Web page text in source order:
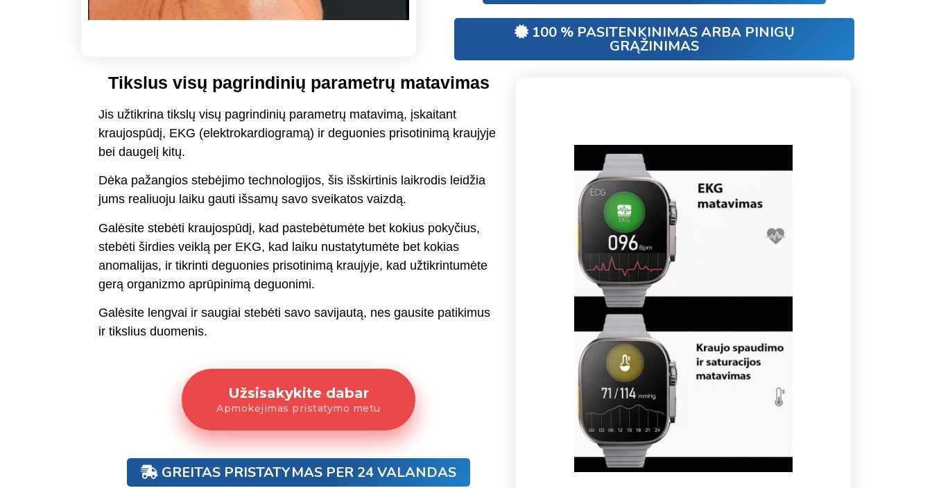
100 % PASITENKINIMAS ARBA PINIGŲ
GRĄŽINIMAS
Tikslus visų pagrindinių parametrų matavimas
Jis užtikrina tikslų visų pagrindinių parametrų matavimą, įskaitant
kraujospūdį, EKG (elektrokardiogramą) ir deguonies prisotinimą kraujyje
bei daugelį kitų.
Dėka pažangios stebėjimo technologijos, šis išskirtinis laikrodis leidžia
jums realiuoju laiku gauti išsamų savo sveikatos vaizdą.
Galėsite stebėti kraujospūdį, kad pastebėtumėte bet kokius pokyčius,
stebėti širdies veiklą per EKG, kad laiku nustatytumėte bet kokias
anomalijas, ir tikrinti deguonies prisotinimą kraujyje, kad užtikrintumėte
gerą organizmo aprūpinimą deguonimi.
Galėsite lengvai ir saugiai stebėti savo savijautą, nes gausite patikimus
ir tikslius duomenis.
Užsisakykite dabar
Apmokėjimas pristatymo metu
GREITAS PRISTATYMAS PER 24 VALANDAS